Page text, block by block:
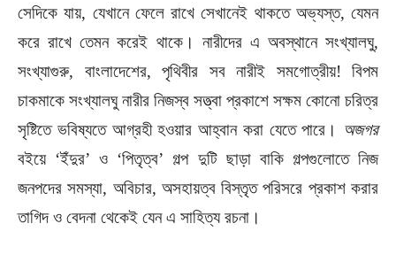
সেদিকে যায়, যেখানে ফেলে রাখে সেখানেই থাকতে অভ্যস্ত, যেমন
করে রাখে তেমন করেই থাকে। নারীদের এ অবস্থানে সংখ্যালঘু,
সংখ্যাগুরু, বাংলাদেশের, পৃথিবীর সব নারীই সমগোত্রীয়! বিপম
চাকমাকে সংখ্যালঘু নারীর নিজস্ব সত্ত্বা প্রকাশে সক্ষম কোনো চরিত্র
সৃষ্টিতে ভবিষ্যতে আগ্রহী হওয়ার আহ্বান করা যেতে পারে। অজগর
বইয়ে ‘ইঁদুর’ ও ‘পিতৃত্ব’ গল্প দুটি ছাড়া বাকি গল্পগুলোতে নিজ
জনপদের সমস্যা, অবিচার, অসহায়ত্ব বিস্তৃত পরিসরে প্রকাশ করার
তাগিদ ও বেদনা থেকেই যেন এ সাহিত্য রচনা।